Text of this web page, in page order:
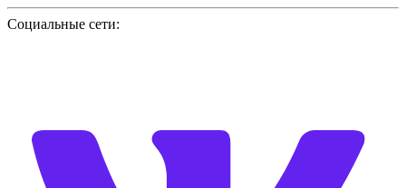
Социальные сети: